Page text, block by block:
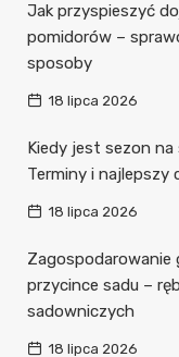
Jak przyspieszyć
pomidorów –
sposoby
18 lipca 2026
Kiedy jest sezon na
Terminy i najlepszy
18 lipca 2026
Zagospodarowanie
przycince sadu –
sadowniczych
18 lipca 2026